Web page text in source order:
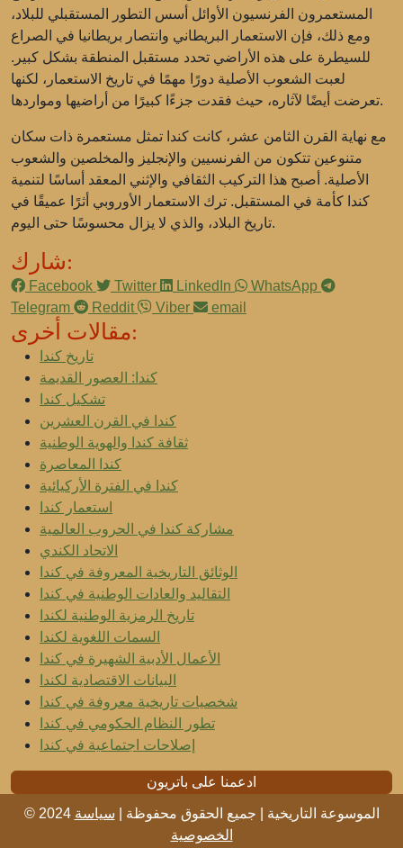
المستعمرون الفرنسيون الأوائل أسس التطور المستقبلي للبلاد،
ومع ذلك، فإن الاستعمار البريطاني وانتصار بريطانيا في الصراع
للسيطرة على هذه الأراضي تحدد مستقبل المنطقة بشكل كبير.
لعبت الشعوب الأصلية دورًا مهمًا في تاريخ الاستعمار، لكنها
تعرضت أيضًا لآثاره، حيث فقدت جزءًا كبيرًا من أراضيها ومواردها.
مع نهاية القرن الثامن عشر، كانت كندا تمثل مستعمرة ذات سكان
متنوعين تتكون من الفرنسيين والإنجليز والمخلصين والشعوب
الأصلية. أصبح هذا التركيب الثقافي والإثني المعقد أساسًا لتنمية
كندا كأمة في المستقبل. ترك الاستعمار الأوروبي أثرًا عميقًا في
تاريخ البلاد، والذي لا يزال محسوسًا حتى اليوم.
شارك:
Facebook Twitter LinkedIn
WhatsApp
Telegram
Reddit Viber email
مقالات أخرى:
تاريخ كندا
كندا: العصور القديمة
تشكيل كندا
كندا في القرن العشرين
ثقافة كندا والهوية الوطنية
كندا المعاصرة
كندا في الفترة الأركيائية
استعمار كندا
مشاركة كندا في الحروب العالمية
الاتحاد الكندي
الوثائق التاريخية المعروفة في كندا
التقاليد والعادات الوطنية في كندا
تاريخ الرمزية الوطنية لكندا
السمات اللغوية لكندا
الأعمال الأدبية الشهيرة في كندا
البيانات الاقتصادية لكندا
شخصيات تاريخية معروفة في كندا
تطور النظام الحكومي في كندا
إصلاحات اجتماعية في كندا
ادعمنا على باتريون
© 2024 الموسوعة التاريخية | جميع الحقوق محفوظة | سياسة
الخصوصية